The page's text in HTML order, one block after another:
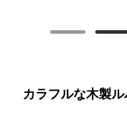
カラフルな木製